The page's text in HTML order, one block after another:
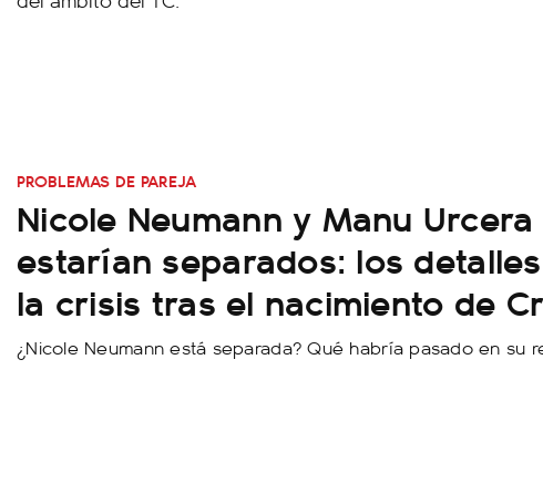
PROBLEMAS DE PAREJA
Nicole Neumann y Manu Urcera
estarían separados: los
la crisis tras el nacimiento de
¿Nicole Neumann está separada? Qué habría pasado en su